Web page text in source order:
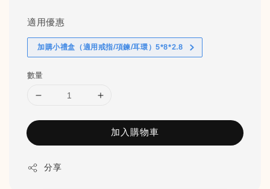
適用優惠
加購小禮盒（適用戒指/項鍊/耳環）5*8*2.8
數量
加入購物車
分享